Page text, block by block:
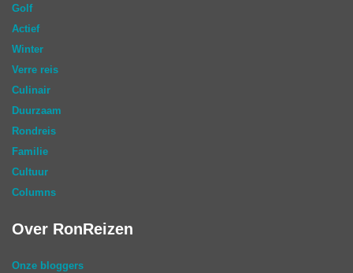
Golf
Actief
Winter
Verre reis
Culinair
Duurzaam
Rondreis
Familie
Cultuur
Columns
Over RonReizen
Onze bloggers